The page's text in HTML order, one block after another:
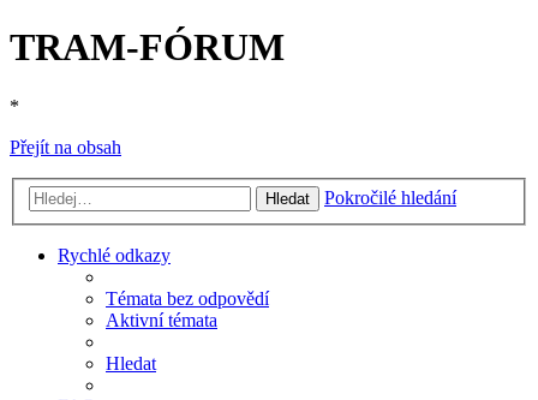
TRAM-FÓRUM
*
Přejít na obsah
Hledat Pokročilé hledání
Rychlé odkazy
Témata bez odpovědí
Aktivní témata
Hledat